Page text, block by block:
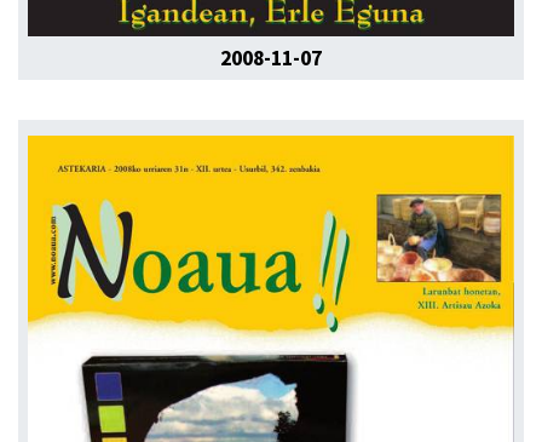
2008-11-07